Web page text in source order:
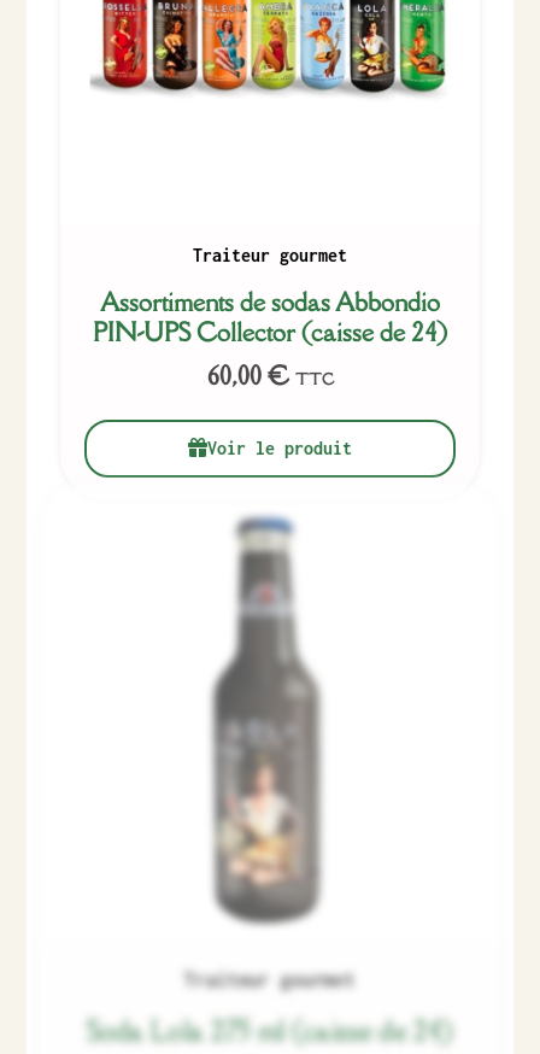
Traiteur gourmet
Assortiments de sodas Abbondio
PIN-UPS Collector (caisse de 24)
60,00€ TTC
Voir le produit
Traiteur gourmet
Soda Lola 275 ml (caisse de 24)